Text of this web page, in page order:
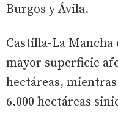
Burgos y Ávila.
Castilla-La Mancha
mayor superficie
hectáreas,
6.000 hectáreas